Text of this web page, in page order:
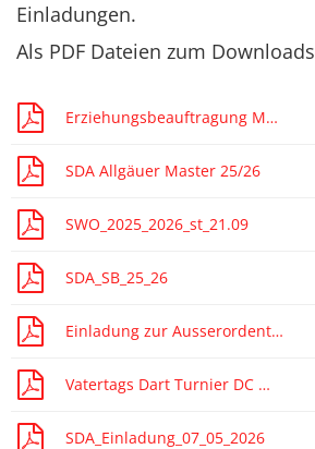
Einladungen.
Als PDF Dateien zum Downloads
Erziehungsbeauftragung Muttizettel
SDA Allgäuer Master 25/26
SWO_2025_2026_st_21.09
SDA_SB_25_26
Einladung zur Ausserordentlichen Mitgliederversammlung
Vatertags Dart Turnier DC Waschmaschine
SDA_Einladung_07_05_2026